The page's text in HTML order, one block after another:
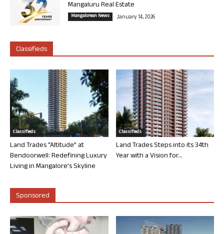
Mangaluru Real Estate
Mangalorean News January 14, 2026
Classifieds
Classifieds
Land Trades “Altitude” at
Bendoorwell: Redefining Luxury
Living in Mangalore’s Skyline
Classifieds
Land Trades Steps into its 34th
Year with a Vision for...
Sponsored